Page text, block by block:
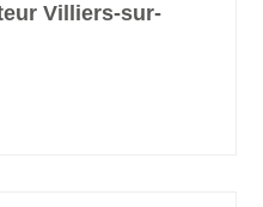
Villiers-sur-